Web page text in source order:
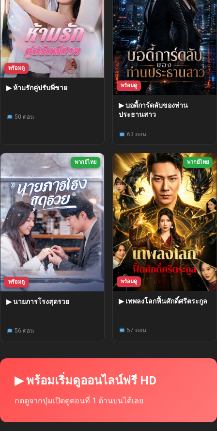
พร้อมดู
▶ ห้ามรักคู่ปรับพี่ชาย
50 ตอน
พร้อมดู
▶ บอดี้การ์ดลับของท่าน
ประธานสาว
63 ตอน
พากย์ไทย
พร้อมดู
▶ นายภารโรงสุดรวย
56 ตอน
พากย์ไทย
พร้อมดู
▶ เทพลงโลกฟื้นศักดิ์ศรีตระกูล
57 ตอน
▶ พร้อมเริ่มดูออนไลน์ฟรี HD
กดดูจากปุ่มเปิดดูตอนที่ 1 ด้านบนได้เลย